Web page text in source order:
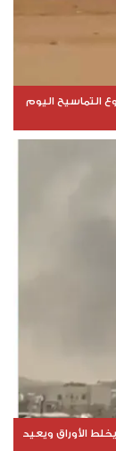
التماسيح اليوم
الأوراق ويعيد